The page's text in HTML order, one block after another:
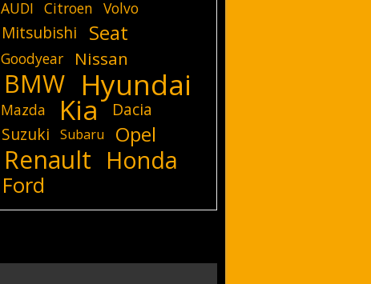
AUDI Citroen Volvo
Mitsubishi Seat
Goodyear Nissan
BMW Hyundai
Mazda Kia
Dacia
Suzuki
Subaru Opel
Renault Honda
Ford